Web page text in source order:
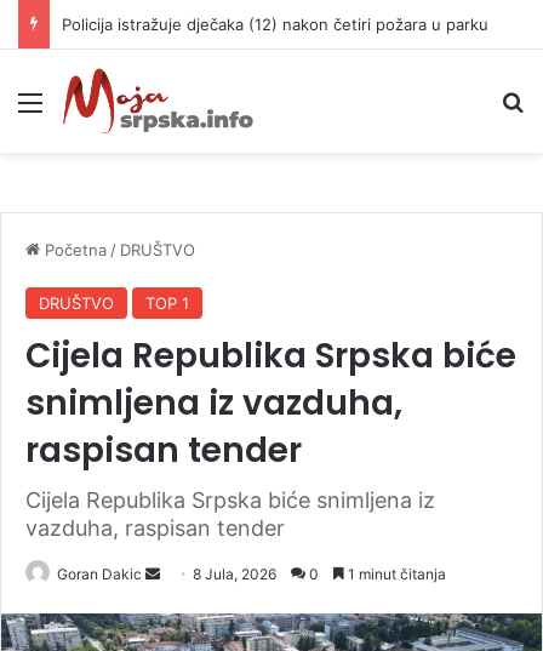
Policija istražuje dječaka (12) nakon četiri požara u parku
Meni
Početna / DRUŠTVO
DRUŠTVO TOP 1
Cijela Republika Srpska biće
snimljena iz vazduha,
raspisan tender
Cijela Republika Srpska biće snimljena iz
vazduha, raspisan tender
Goran Dakic
n
8 Jula, 2026 0 1 minut čitanja